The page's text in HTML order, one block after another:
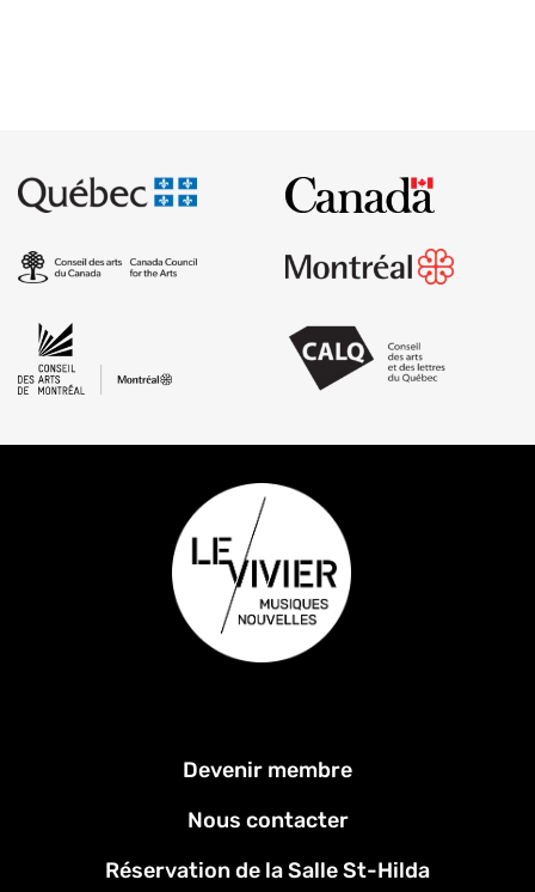
Devenir membre
Nous contacter
Réservation de la Salle St-Hilda